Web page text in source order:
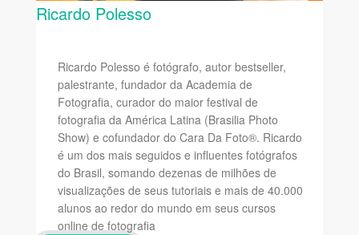
Ricardo Polesso
Ricardo Polesso é fotógrafo, autor bestseller,
palestrante, fundador da Academia de
Fotografia, curador do maior festival de
fotografia da América Latina (Brasilia Photo
Show) e cofundador do Cara Da Foto®. Ricardo
é um dos mais seguidos e influentes fotógrafos
do Brasil, somando dezenas de milhões de
visualizações de seus tutoriais e mais de 40.000
alunos ao redor do mundo em seus cursos
online de fotografia